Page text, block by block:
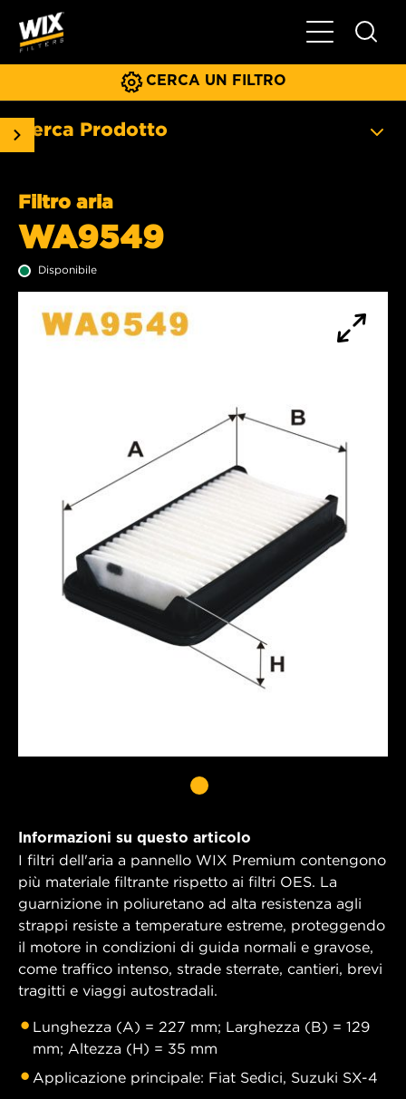
Menu
CERCA UN FILTRO
Cerca Prodotto
Filtro aria
WA9549
Disponibile
Informazioni su questo articolo
I filtri dell'aria a pannello WIX Premium contengono
più materiale filtrante rispetto ai filtri OES. La
guarnizione in poliuretano ad alta resistenza agli
strappi resiste a temperature estreme, proteggendo
il motore in condizioni di guida normali e gravose,
come traffico intenso, strade sterrate, cantieri, brevi
tragitti e viaggi autostradali.
Lunghezza (A) = 227 mm; Larghezza (B) = 129
mm; Altezza (H) = 35 mm
Applicazione principale: Fiat Sedici, Suzuki SX-4